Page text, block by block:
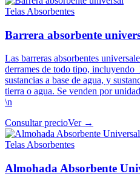
Telas Absorbentes
Barrera absorbente
Las barreras absorbentes
derrames de todo tipo, incluyendo
sustancias a base de agua, y
tierra o agua. Se venden por
\n
Consultar precioVer →
Telas Absorbentes
Almohada Absorbente